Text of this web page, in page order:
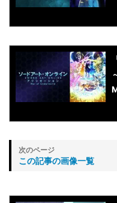
この記事の画像一覧